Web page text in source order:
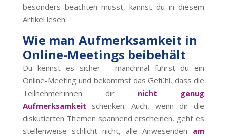
besonders beachten musst, kannst du in diesem
Artikel lesen.
Wie man Aufmerksamkeit in
Online-Meetings beibehält
Du kennst es sicher – manchmal führst du ein
Online-Meeting und bekommst das Gefühl, dass die
Teilnehmer:innen dir nicht genug
Aufmerksamkeit schenken. Auch, wenn dir die
diskutierten Themen spannend erscheinen, geht es
stellenweise schlicht nicht, alle Anwesenden am